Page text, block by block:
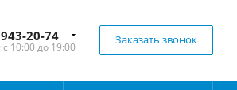
20-74
10:00 до 19:00
Заказать звонок